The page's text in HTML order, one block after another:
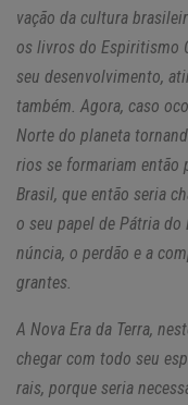
vação da cul­tura
os li­vros do Es­pi­ri­tismo
seu de­sen­vol­vi­mento,
também. Agora, caso
Norte do pla­neta
rios se for­ma­riam então
Brasil, que então seria
o seu papel de Pá­tria
núncia, o perdão e a
grantes.
A Nova Era da Terra,
chegar com todo seu
rais, porque seria